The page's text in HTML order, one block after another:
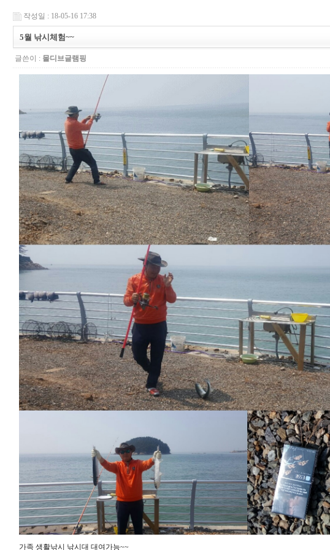
작성일 : 18-05-16 17:38
5월 낚시체험~~
글쓴이 : 몰디브글램핑
가족 생활낚시 낚시대 대여가능~~